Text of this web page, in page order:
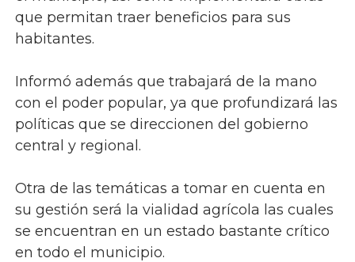
que permitan traer beneficios para sus
habitantes.
Informó además que trabajará de la mano
con el poder popular, ya que profundizará las
políticas que se direccionen del gobierno
central y regional.
Otra de las temáticas a tomar en cuenta en
su gestión será la vialidad agrícola las cuales
se encuentran en un estado bastante crítico
en todo el municipio.